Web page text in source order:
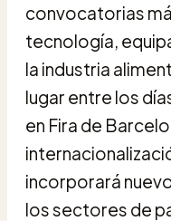
convocatorias
tecnología,
la industria
lugar entre los
en Fira de
incorporará
los sectores de